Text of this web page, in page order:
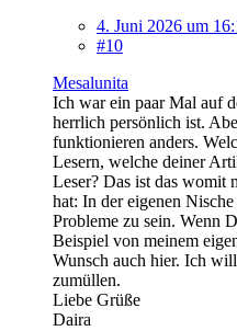
4. Juni 2026 um
#10
Mesalunita
Ich war ein paar Mal auf
herrlich persönlich ist.
funktionieren anders.
Lesern, welche deiner
Leser? Das ist das womit
hat: In der eigenen
Probleme zu sein. Wenn
Beispiel von meinem
Wunsch auch hier. Ich
zumüllen.
Liebe Grüße
Daira